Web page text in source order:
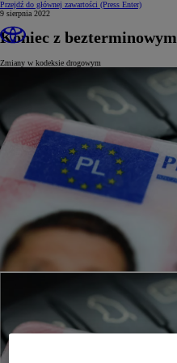
Przejdź do głównej zawartości (Press Enter)
9 sierpnia 2022
Koniec z
Zmiany w kodeksie drogowym